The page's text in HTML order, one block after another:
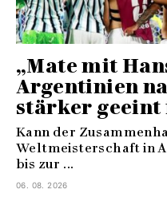
„Mate mit
Argentinien
stärker geeint
Kann der
Weltmeisterschaft in
bis zur ...
06. 08. 2026